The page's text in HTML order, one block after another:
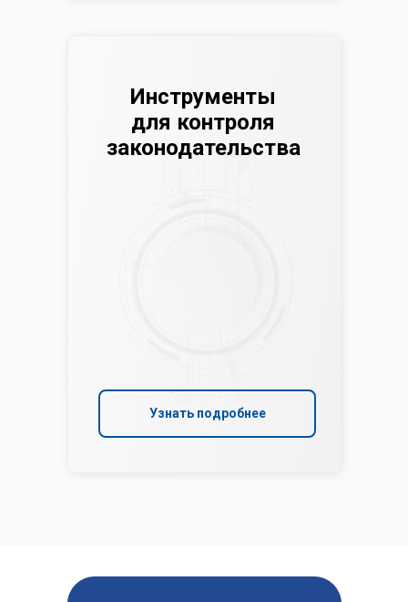
Узнать подробнее
Инструменты
для контроля
законодательства